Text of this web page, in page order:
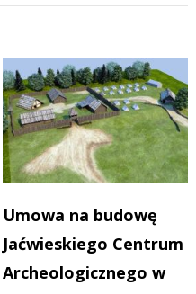
Umowa na budowę
Jaćwieskiego Centrum
Archeologicznego w